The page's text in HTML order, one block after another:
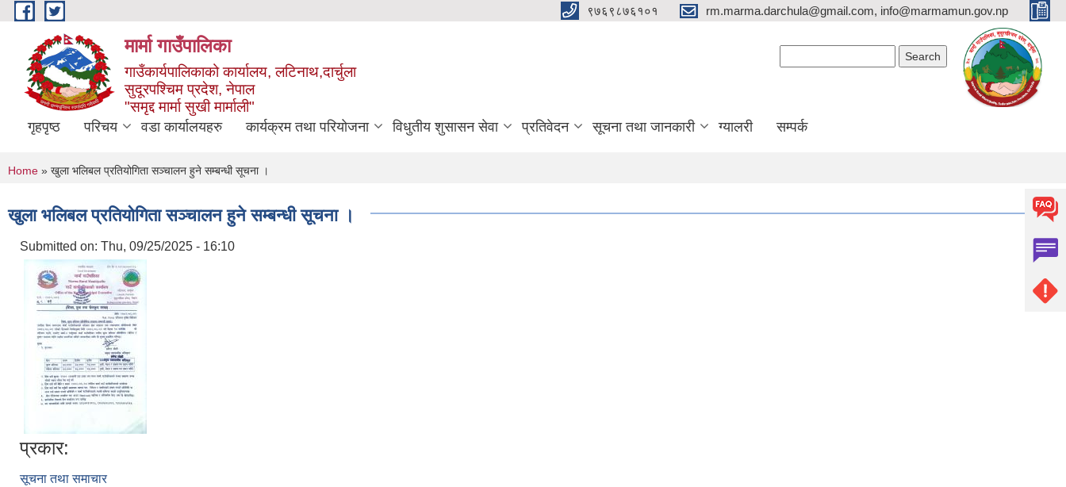
Skip to main content ९७६९८७६१०१ rm.marma.darchula@gmail.com, info@marmamun.gov.np
मार्मा गाउँपालिका
गाउँकार्यपालिकाको कार्यालय, लटिनाथ,दार्चुला
सुदूरपश्चिम प्रदेश, नेपाल
"समृद्द मार्मा सुखी मार्माली"
गृहपृष्ठ परिचय वडा कार्यालयहरु कार्यक्रम तथा परियोजना विधुतीय शुसासन सेवा प्रतिवेदन सूचना तथा जानकारी ग्यालरी सम्पर्क
You are here
Home » खुला भलिबल प्रतियोगिता सञ्चालन हुने सम्बन्धी सूचना ।
खुला भलिबल प्रतियोगिता सञ्चालन हुने सम्बन्धी सूचना ।
Submitted on: Thu, 09/25/2025 - 16:10
प्रकार:
सूचना तथा समाचार